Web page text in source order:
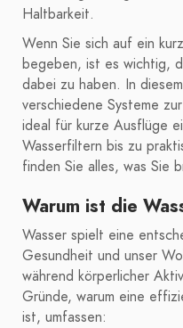
Haltbarkeit.
Wenn Sie sich auf ein
begeben, ist es wichtig,
dabei zu haben. In
verschiedene Systeme
ideal für kurze Ausflüge
Wasserfiltern bis zu
finden Sie alles, was Sie
Warum ist die
Wasser spielt eine
Gesundheit und unser
während körperlicher
Gründe, warum eine
ist, umfassen: